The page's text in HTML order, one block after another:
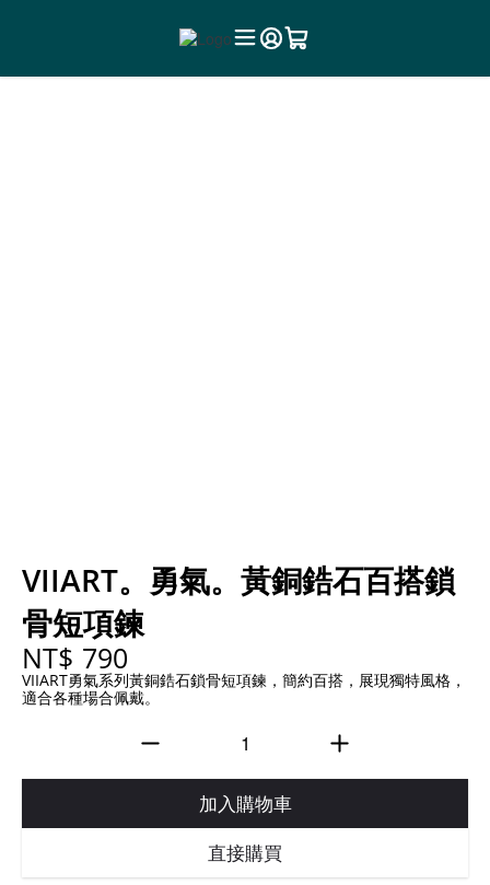
VIIART。勇氣。黃銅鋯石百搭鎖
骨短項鍊
NT$ 790
VIIART勇氣系列黃銅鋯石鎖骨短項鍊，簡約百搭，展現獨特風格，
適合各種場合佩戴。
加入購物車
直接購買